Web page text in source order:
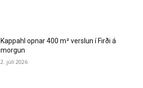
Kappahl opnar 400 m² verslun í Firði á
morgun
2. júlí 2026